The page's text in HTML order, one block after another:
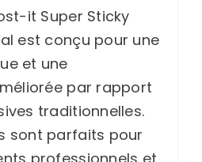
it Super Sticky
est conçu pour une
et une
par rapport
traditionnelles.
sont parfaits pour